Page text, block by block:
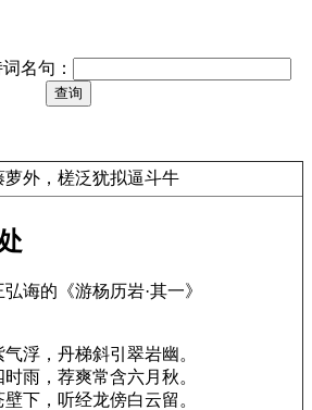
名句：
萝外，槎泛犹拟逼斗牛
诲的《游杨历岩·其一》
浮，丹梯斜引翠岩幽。
雨，荐爽常含六月秋。
下，听经龙傍白云留。